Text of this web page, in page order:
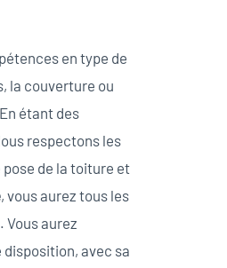
en type de
la couverture ou
étant des
respectons les
de la toiture et
, vous aurez tous les
Vous aurez
disposition, avec sa